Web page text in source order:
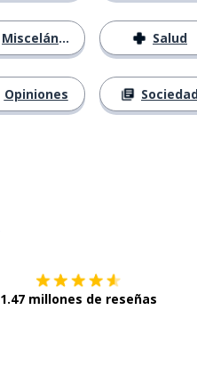
Misceláneo
Opiniones
Salud
1.47 millones de reseñas